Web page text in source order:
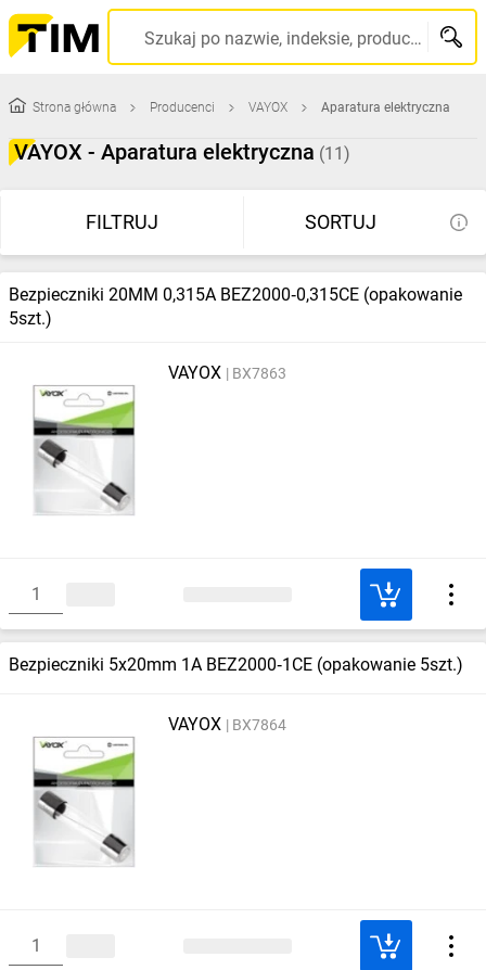
TIM
SA
-
wysyłamy
produkty
w
Szukaj po nazwie, indeksie, producencie, kodzie kreskowym...
Strona główna Producenci VAYOX Aparatura elektryczna
VAYOX - Aparatura elektryczna (11)
FILTRUJ SORTUJ
Bezpieczniki 20MM 0,315A BEZ2000‑0,315CE (opakowanie
5szt.)
VAYOX BX7863
Bezpieczniki 5x20mm 1A BEZ2000‑1CE (opakowanie 5szt.)
VAYOX BX7864